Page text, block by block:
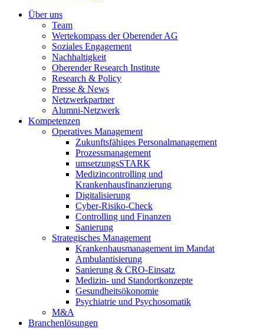
Über uns
Team
Wertekompass der Oberender AG
Soziales Engagement
Nachhaltigkeit
Oberender Research Institute
Research & Policy
Presse & News
Netzwerkpartner
Alumni-Netzwerk
Kompetenzen
Operatives Management
Zukunftsfähiges Personalmanagement
Prozessmanagement
umsetzungsSTARK
Medizincontrolling und
Krankenhausfinanzierung
Digitalisierung
Cyber-Risiko-Check
Controlling und Finanzen
Sanierung
Strategisches Management
Krankenhausmanagement im Mandat
Ambulantisierung
Sanierung & CRO-Einsatz
Medizin- und Standortkonzepte
Gesundheitsökonomie
Psychiatrie und Psychosomatik
M&A
Branchenlösungen